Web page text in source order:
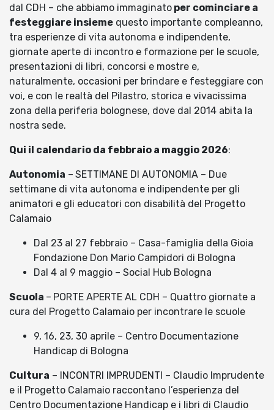
dal CDH – che abbiamo immaginato per cominciare a
festeggiare insieme questo importante compleanno,
tra esperienze di vita autonoma e indipendente,
giornate aperte di incontro e formazione per le scuole,
presentazioni di libri, concorsi e mostre e,
naturalmente, occasioni per brindare e festeggiare con
voi, e con le realtà del Pilastro, storica e vivacissima
zona della periferia bolognese, dove dal 2014 abita la
nostra sede.
Qui il calendario da febbraio a maggio 2026:
Autonomia – SETTIMANE DI AUTONOMIA – Due
settimane di vita autonoma e indipendente per gli
animatori e gli educatori con disabilità del Progetto
Calamaio
Dal 23 al 27 febbraio – Casa-famiglia della Gioia
Fondazione Don Mario Campidori di Bologna
Dal 4 al 9 maggio – Social Hub Bologna
Scuola – PORTE APERTE AL CDH – Quattro giornate a
cura del Progetto Calamaio per incontrare le scuole
9, 16, 23, 30 aprile – Centro Documentazione
Handicap di Bologna
Cultura – INCONTRI IMPRUDENTI – Claudio Imprudente
e il Progetto Calamaio raccontano l’esperienza del
Centro Documentazione Handicap e i libri di Claudio